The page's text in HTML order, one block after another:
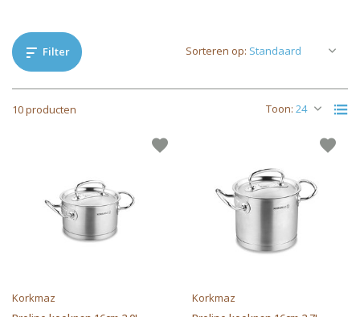
Filter
10 producten Toon:
Sorteren op:
Korkmaz
Korkmaz